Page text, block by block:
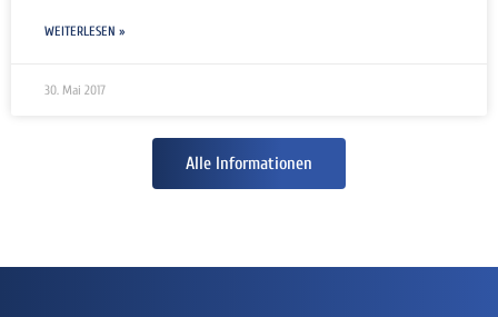
WEITERLESEN »
30. Mai 2017
Alle Informationen